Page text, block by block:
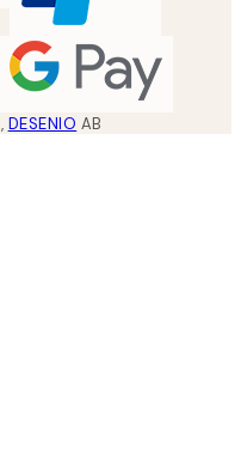
, DESENIO AB